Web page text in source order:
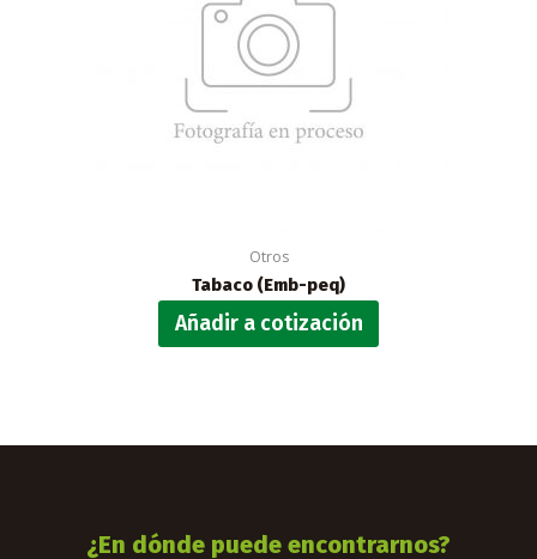
Otros
Tabaco (Emb-peq)
Añadir a cotización
¿En dónde puede encontrarnos?